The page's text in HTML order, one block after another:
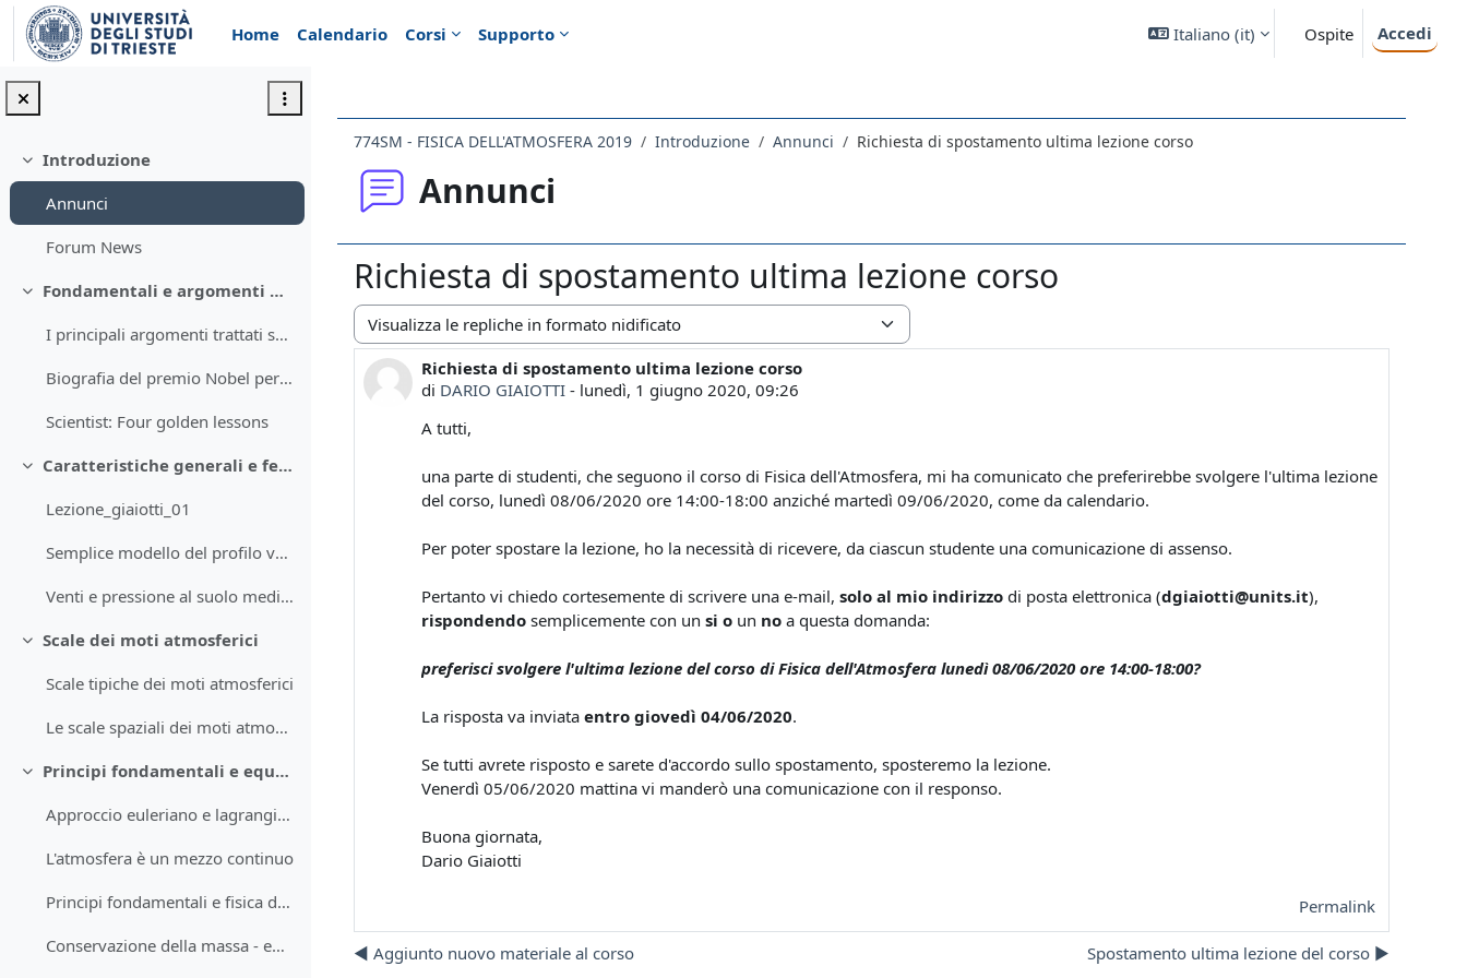
Vai al contenuto principale
Home
Calendario Corsi Supporto Italiano ‎(it)‎ Ospite Accedi
Minimizza
Introduzione
Annunci
Forum News
Minimizza
Fondamentali e argomenti del corso
I principali argomenti trattati sono: Caratter...
Biografia del premio Nobel per la fisica Steven Weinberg
Scientist: Four golden lessons
Minimizza
Caratteristiche generali e fenomenologia dell'atmosfera terrestre
Lezione_giaiotti_01
Semplice modello del profilo verticale della temperatura atmosferica
Venti e pressione al suolo medi mensili
Minimizza
Scale dei moti atmosferici
Scale tipiche dei moti atmosferici
Le scale spaziali dei moti atmosferici
Minimizza
Principi fondamentali e equazioni di conservazione
Approccio euleriano e lagrangiano
L'atmosfera è un mezzo continuo
Principi fondamentali e fisica dell'atmosfera
Conservazione della massa - equazione di continuità
774SM - FISICA DELL'ATMOSFERA 2019 Introduzione Annunci Richiesta di spostamento ultima lezione corso
Annunci
Richiesta di spostamento ultima lezione corso
Modalità visualizzazione
Richiesta di spostamento ultima lezione corso
di DARIO GIAIOTTI - lunedì, 1 giugno 2020, 09:26
Numero di risposte: 0
A tutti,
una parte di studenti, che seguono il corso di Fisica dell'Atmosfera, mi ha comunicato che preferirebbe svolgere l'ultima lezione
del corso, lunedì 08/06/2020 ore 14:00-18:00 anziché martedì 09/06/2020, come da calendario.
Per poter spostare la lezione, ho la necessità di ricevere, da ciascun studente una comunicazione di assenso.
Pertanto vi chiedo cortesemente di scrivere una e-mail, solo al mio indirizzo di posta elettronica (dgiaiotti@units.it),
rispondendo semplicemente con un si o un no a questa domanda:
preferisci svolgere l'ultima lezione del corso di Fisica dell'Atmosfera lunedì 08/06/2020 ore 14:00-18:00?
La risposta va inviata entro giovedì 04/06/2020.
Se tutti avrete risposto e sarete d'accordo sullo spostamento, sposteremo la lezione.
Venerdì 05/06/2020 mattina vi manderò una comunicazione con il responso.
Buona giornata,
Dario Giaiotti
Permalink
◀︎ Aggiunto nuovo materiale al corso Spostamento ultima lezione del corso ▶︎